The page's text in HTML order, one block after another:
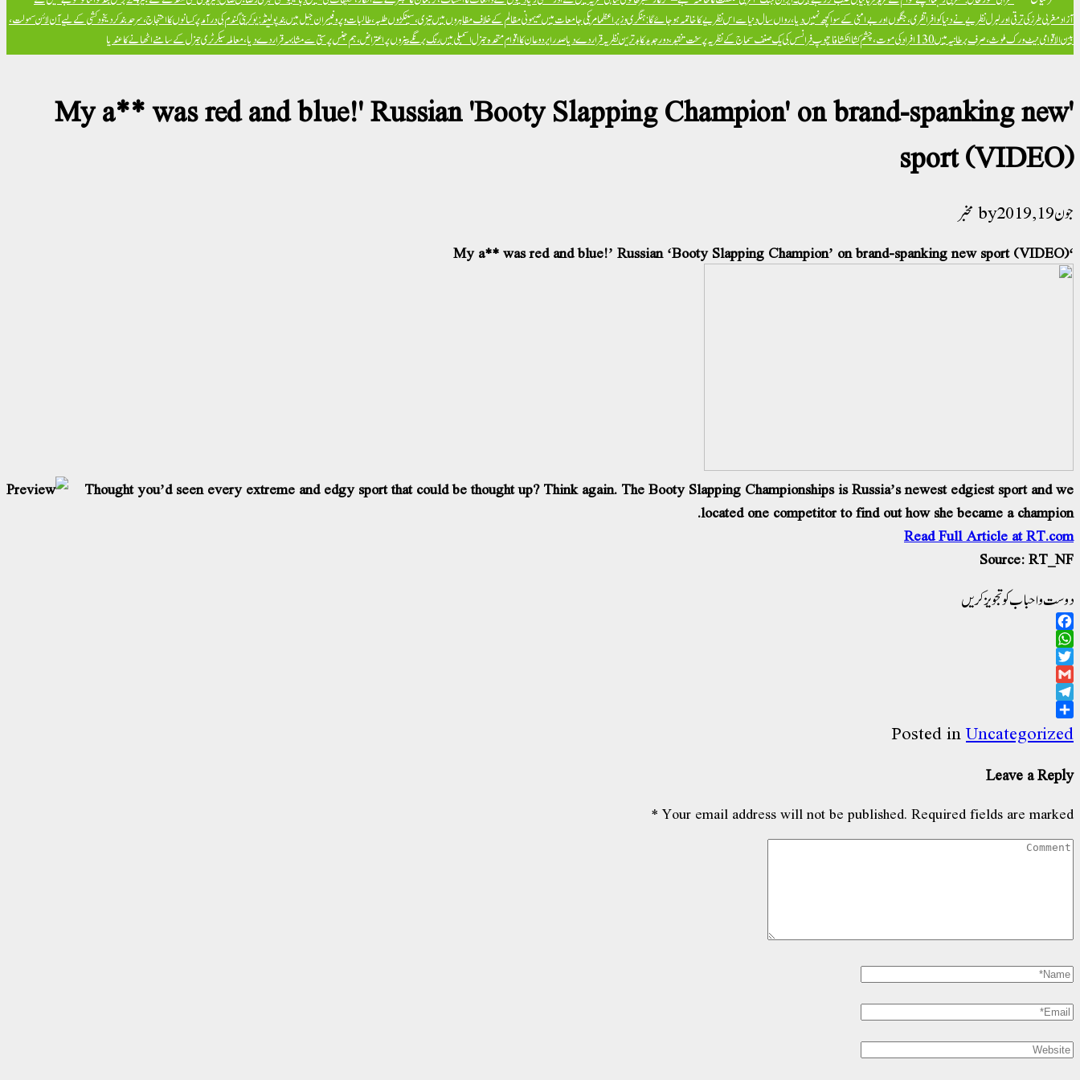
آزادمغربی طرز کی ترقی اور لبرل نظریے نے دنیا کو افراتفری، جنگوں اور بےامنی کے سوا کچھ نہیں دیا، رواں سال دنیا سے اس نظریے کا خاتمہ ہو جائے گا: ہنگری وزیراعظمامریکی جامعات میں صیہونی مظالم کے خلاف مظاہروں میں تیزی، سینکڑوں طلبہ، طالبات و پروفیسران جیل میں بندپولینڈ: یوکرینی گندم کی درآمد پر کسانوں کا احتجاج، سرحد بند کر دیخود کشی کے لیے آن لائن سہولت،
بین الاقوامی نیٹ ورک ملوث، صرف برطانیہ میں 130 افراد کی موت، چشم کشا انکشافات
پوپ فرانسس کی یک صنف سماج کے نظریہ پر سخت تنقید، دور جدید کا بدترین نظریہ قرار دے دیاصدر ایردوعان کا اقوام متحدہ جنرل اسمبلی میں رنگ برنگے بینروں پر اعتراض، ہم جنس پرستی سے مشابہہ قرار دے دیا، معاملہ سیکرٹری جنرل کے سامنے اٹھانے کا عندیا
'My a** was red and blue!' Russian 'Booty Slapping Champion' on brand-spanking new
sport (VIDEO)
جون 19, 2019 مخبر
‘My a** was red and blue!’ Russian ‘Booty Slapping Champion’ on brand-spanking new sport (VIDEO)
Thought you’d seen every extreme and edgy sport that could be thought up? Think again. The Booty Slapping Championships is Russia’s newest edgiest sport and we
located one competitor to find out how she became a champion.
Read Full Article at RT.com
Source: RT_NF
دوست و احباب کو تجویز کریں
Facebook
WhatsApp
Twitter
Gmail
Telegram
Share
Posted inUncategorized
Leave a Reply
Your email address will not be published. Required fields are marked
*